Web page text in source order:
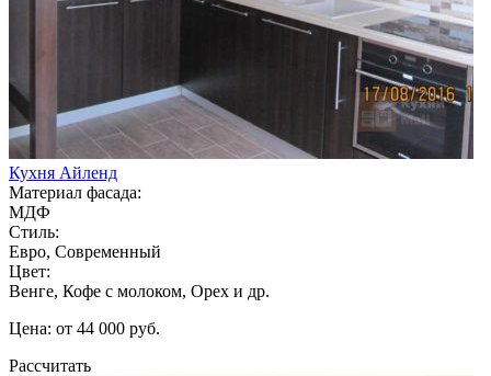
Кухня Айленд
Материал фасада:
МДФ
Стиль:
Евро, Современный
Цвет:
Венге, Кофе с молоком, Орех и др.
Цена: от 44 000 руб.
Рассчитать